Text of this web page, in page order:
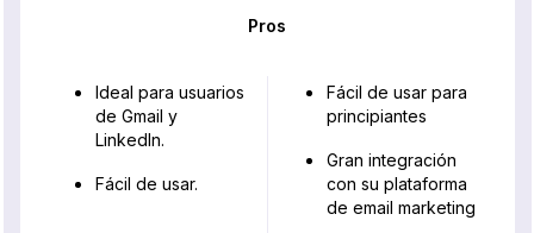
Pros
Ideal para usuarios
de Gmail y
LinkedIn.
Fácil de usar.
Fácil de usar para
principiantes
Gran integración
con su plataforma
de email marketing